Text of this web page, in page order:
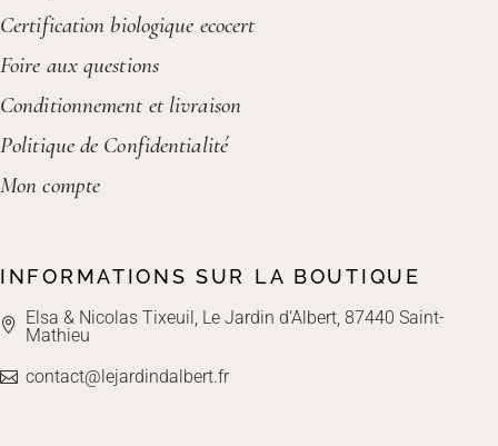
Certification biologique ecocert
Foire aux questions
Conditionnement et livraison
Politique de Confidentialité
Mon compte
INFORMATIONS SUR LA BOUTIQUE
Elsa & Nicolas Tixeuil, Le Jardin d'Albert, 87440 Saint-
Mathieu
contact@lejardindalbert.fr